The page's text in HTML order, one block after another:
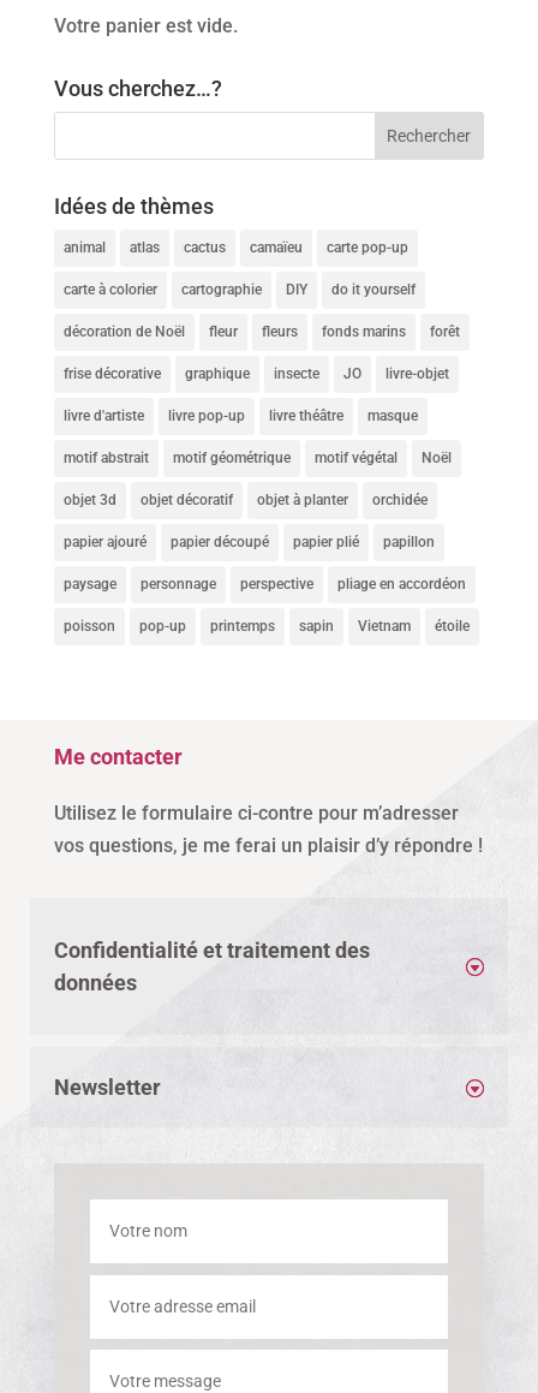
Votre panier est vide.
Vous cherchez…?
Idées de thèmes
animal atlas cactus camaïeu carte pop-up
carte à colorier cartographie DIY do it yourself
décoration de Noël fleur fleurs fonds marins forêt
frise décorative graphique insecte JO livre-objet
livre d'artiste livre pop-up livre théâtre masque
motif abstrait motif géométrique motif végétal Noël
objet 3d objet décoratif objet à planter orchidée
papier ajouré papier découpé papier plié papillon
paysage personnage perspective pliage en accordéon
poisson pop-up printemps sapin Vietnam étoile
Me contacter
Utilisez le formulaire ci-contre pour m’adresser
vos questions, je me ferai un plaisir d’y répondre !
Confidentialité et traitement des
données
Newsletter